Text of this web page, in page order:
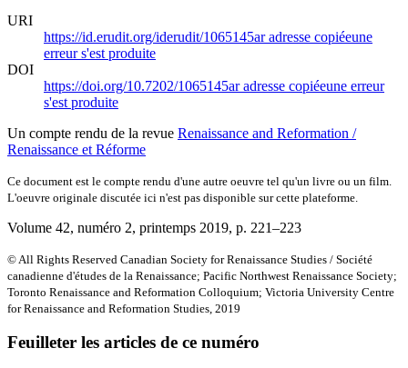
URI
https://id.erudit.org/iderudit/1065145aradresse copiéeune
erreur s'est produite
DOI
https://doi.org/10.7202/1065145aradresse copiéeune erreur
s'est produite
Un compte rendu de la revue Renaissance and Reformation /
Renaissance et Réforme
Ce document est le compte rendu d'une autre oeuvre tel qu'un livre ou un film.
L'oeuvre originale discutée ici n'est pas disponible sur cette plateforme.
Volume 42, numéro 2, printemps 2019, p. 221–223
© All Rights Reserved Canadian Society for Renaissance Studies / Société
canadienne d'études de la Renaissance; Pacific Northwest Renaissance Society;
Toronto Renaissance and Reformation Colloquium; Victoria University Centre
for Renaissance and Reformation Studies, 2019
Feuilleter les articles de ce numéro